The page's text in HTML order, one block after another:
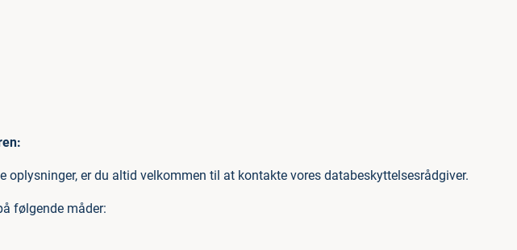
er du altid velkommen til at kontakte vores databeskyttelsesrådgiver.
følgende måder: